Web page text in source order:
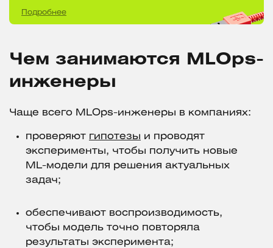
Подробнее
Чем занимаются MLOps-
инженеры
Чаще всего MLOps-инженеры в компаниях:
проверяют гипотезы и проводят
эксперименты, чтобы получить новые
ML-модели для решения актуальных
задач;
обеспечивают воспроизводимость,
чтобы модель точно повторяла
результаты эксперимента;